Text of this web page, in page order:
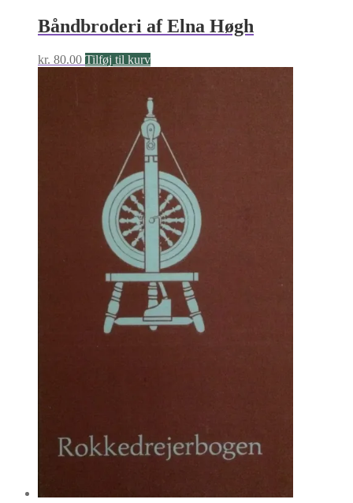
Båndbroderi af Elna Høgh
kr. 80.00 Tilføj til kurv